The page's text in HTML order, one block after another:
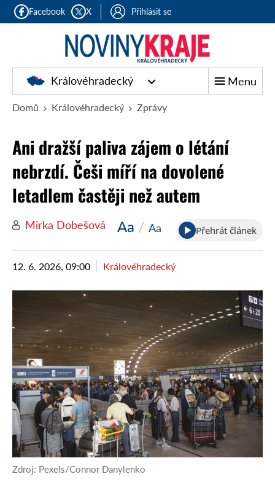
Facebook X Přihlásit se
Královéhradecký Menu
Domů Královéhradecký Zprávy
Ani dražší paliva zájem o létání
nebrzdí. Češi míří na dovolené
letadlem častěji než autem
Mirka Dobešová Aa / Aa Přehrát článek
12. 6. 2026, 09:00 Královéhradecký
Zdroj: Pexels/Connor Danylenko